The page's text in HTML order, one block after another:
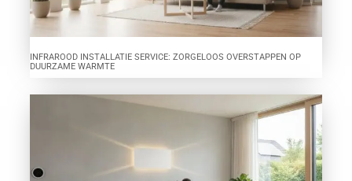
INFRAROOD INSTALLATIE SERVICE: ZORGELOOS OVERSTAPPEN OP
DUURZAME WARMTE